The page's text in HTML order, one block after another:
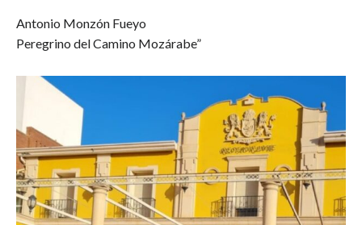
Antonio Monzón Fueyo
Peregrino del Camino Mozárabe”